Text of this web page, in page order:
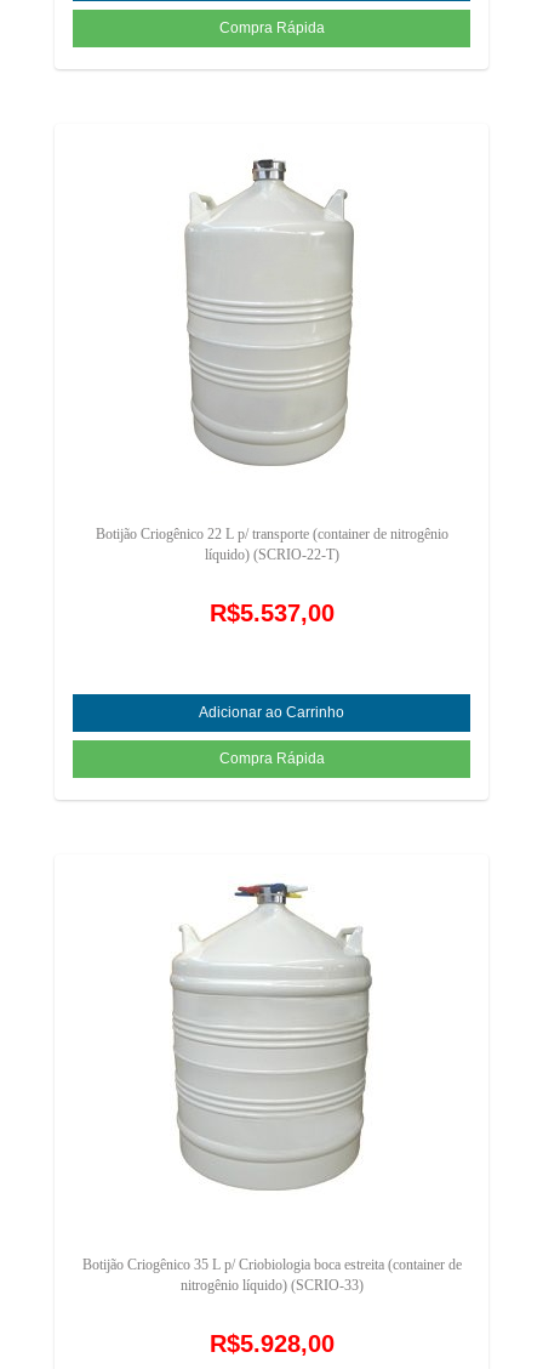
Botijão Criogênico 22 L p/ transporte (container de nitrogênio
líquido) (SCRIO-22-T)
R$5.537,00
Botijão Criogênico 35 L p/ Criobiologia boca estreita (container de
nitrogênio líquido) (SCRIO-33)
R$5.928,00